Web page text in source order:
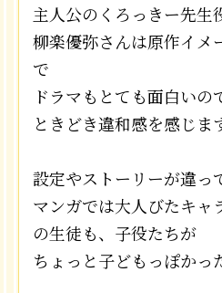
主人公のくろっきー先生
柳楽優弥さんは原作イメ
で
ドラマもとても面白いの
ときどき違和感を感じま
設定やストーリーが違っ
マンガでは大人びたキャ
の生徒も、子役たちが
ちょっと子どもっぽかっ